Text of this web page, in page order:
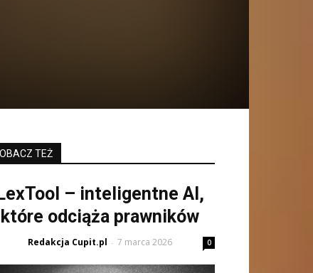
TEŻ
LexTool – inteligentne AI,
które odciąża prawników
Redakcja Cupit.pl - 7 marca 2026 0